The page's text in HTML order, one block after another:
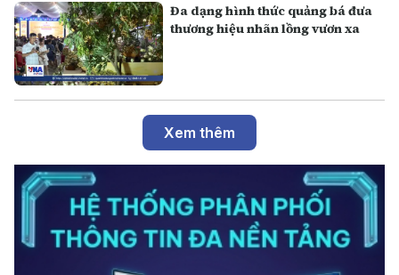
Đa dạng hình thức quảng bá đưa
thương hiệu nhãn lồng vươn xa
Xem thêm